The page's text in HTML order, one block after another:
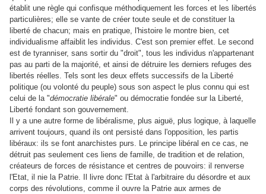
établit une règle qui confisque méthodiquement les forces et les libertés
particulières; elle se vante de créer toute seule et de constituer la
liberté de chacun; mais en pratique, l'histoire le montre bien, cet
individualisme affaiblit les individus. C'est son premier effet. Le second
est de tyranniser, sans sortir du "droit", tous les individus n'appartenant
pas au parti de la majorité, et ainsi de détruire les derniers refuges des
libertés réelles. Tels sont les deux effets successifs de la Liberté
politique (ou volonté du peuple) sous son aspect le plus connu qui est
celui de la "démocratie libérale" ou démocratie fondée sur la Liberté,
Liberté fondant son gouvernement.
Il y a une autre forme de libéralisme, plus aiguë, plus logique, à laquelle
arrivent toujours, quand ils ont persisté dans l'opposition, les partis
libéraux: ils se font anarchistes purs. Le principe libéral en ce cas, ne
détruit pas seulement ces liens de famille, de tradition et de relation,
créateurs de forces de résistance et centres de pouvoirs: il renverse
l'Etat, il nie la Patrie. Il livre donc l'Etat à l'arbitraire du désordre et aux
corps des révolutions, comme il ouvre la Patrie aux armes de